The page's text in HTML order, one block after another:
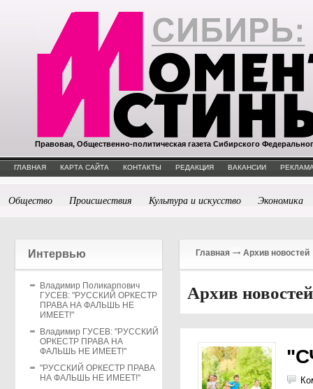
Правовая, Общественно-политическая газета Сибирского
ГЛАВНАЯ КАРТА САЙТА КОНТАКТЫ РЕДАКЦИЯ ВАКАНСИИ
Общество Происшествия Культура и искусство Экономика
Интервью
Владимир Поликарпович
ГУСЕВ: "РУССКИЙ ОРКЕСТР
ПРАВА НА ФАЛЬШЬ НЕ
ИМЕЕТ!"
Владимир ГУСЕВ: "РУССКИЙ
ОРКЕСТР ПРАВА НА
ФАЛЬШЬ НЕ ИМЕЕТ!"
"РУССКИЙ ОРКЕСТР ПРАВА
НА ФАЛЬШЬ НЕ ИМЕЕТ!"
Главная Архив новостей
Архив новостей